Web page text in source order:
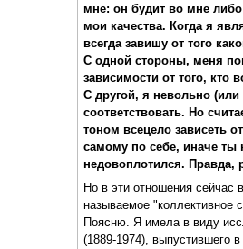
мне: он будит во мне
мои качества. Когда я
всегда завишу от того
С одной стороны, меня
зависимости от того, кто
С другой, я невольно (или
соответствовать. Но
тоном всецело зависеть
самому по себе, иначе ты
недовоплотился. Правда,
Но в эти отношения сейчас
называемое "коллективное
Поясню. Я имела в виду
(1889-1974), выпустившего